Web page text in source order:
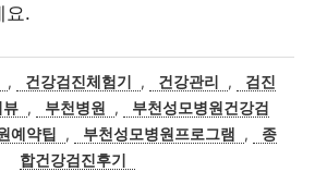
요.
, 건강검진체험기 , 건강관리 ,
검진
뷰 , 부천병원 ,
부천성모병원건강검
예약팁 , 부천성모병원프로그램 ,
종
합건강검진후기